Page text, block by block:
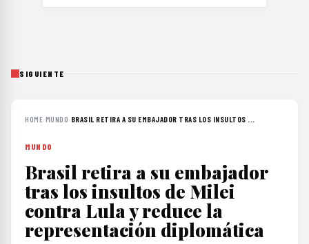
SIGUIENTE
HOME›MUNDO› BRASIL RETIRA A SU EMBAJADOR TRAS LOS INSULTOS ...
MUNDO
Brasil retira a su embajador
tras los insultos de Milei
contra Lula y reduce la
representación diplomática